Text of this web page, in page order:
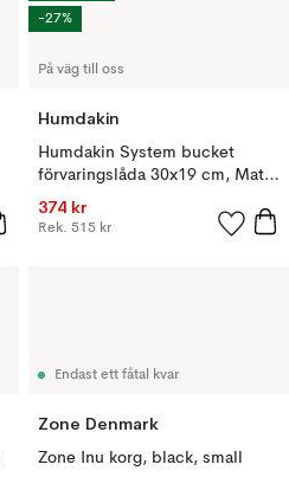
På väg till oss
Humdakin
Humdakin System bucket
förvaringslåda 30x19 cm, Matte
black
374 kr
Rek. 515 kr
-27%
Endast ett fåtal kvar
Zone Denmark
Zone Inu korg, black, small